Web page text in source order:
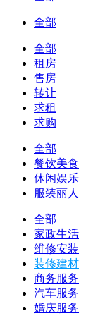
全部
全部
租房
售房
转让
求租
求购
全部
餐饮美食
休闲娱乐
服装丽人
全部
家政生活
维修安装
装修建材
商务服务
汽车服务
婚庆服务